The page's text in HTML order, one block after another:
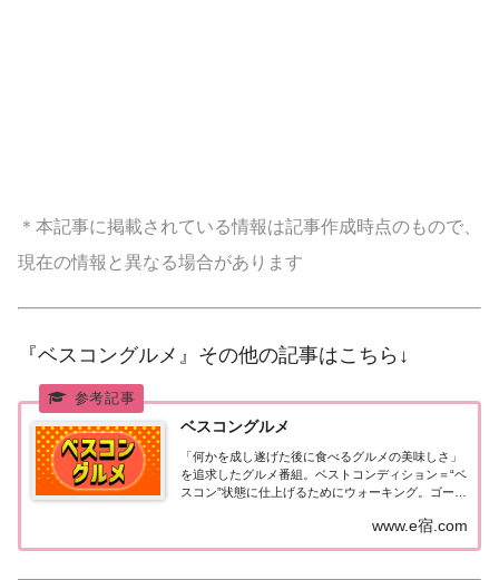
＊本記事に掲載されている情報は記事作成時点のもので、
現在の情報と異なる場合があります
『ベスコングルメ』その他の記事はこちら↓
ベスコングルメ
「何かを成し遂げた後に食べるグルメの美味しさ」
を追求したグルメ番組。ベストコンディション＝“ベ
スコン”状態に仕上げるためにウォーキング。ゴール
堪能！【ＭＣ】麒麟・川島明、オードリー・春日俊
彰（週替わりMC）【放送日時】土曜 18:30...
www.e宿.com